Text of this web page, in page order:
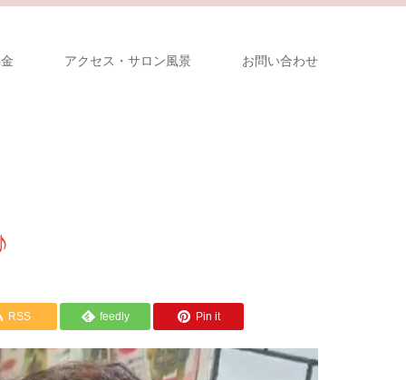
アクセス・サロン風景 お問い合わせ
RSS feedly Pin it